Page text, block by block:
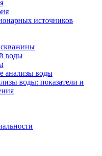
источников
воды
анализы воды
воды: показатели и